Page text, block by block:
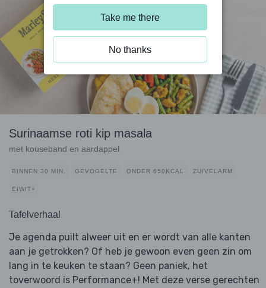
Surinaamse roti kip masala
met kouseband en aardappel
BINNEN 30 MIN. GEVOGELTE ONDER 650KCAL ZUIVELARM
EIWIT+
Tafelverhaal
Je agenda puilt alweer uit en er wordt van alle kanten
aan je getrokken? Of heb je gewoon even geen zin om
lang in te keuken te staan? Geen paniek, het
toverwoord is Performance+! Met deze verse gerechten
Take me there
No thanks